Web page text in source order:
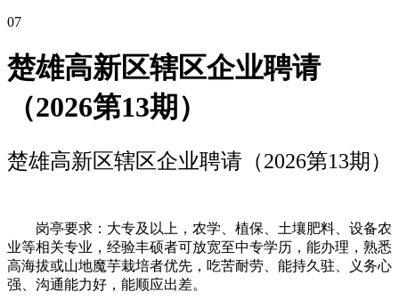
07
楚雄高新区辖区企业聘请
（2026第13期）
楚雄高新区辖区企业聘请（2026第13期）
岗亭要求：大专及以上，农学、植保、土壤肥料、设备农
业等相关专业，经验丰硕者可放宽至中专学历，能办理，熟悉
高海拔或山地魔芋栽培者优先，吃苦耐劳、能持久驻、义务心
强、沟通能力好，能顺应出差。